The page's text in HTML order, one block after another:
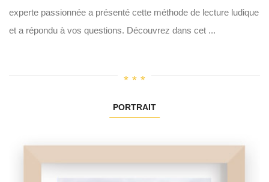
experte passionnée a présenté cette méthode de lecture ludique
et a répondu à vos questions. Découvrez dans cet ...
PORTRAIT